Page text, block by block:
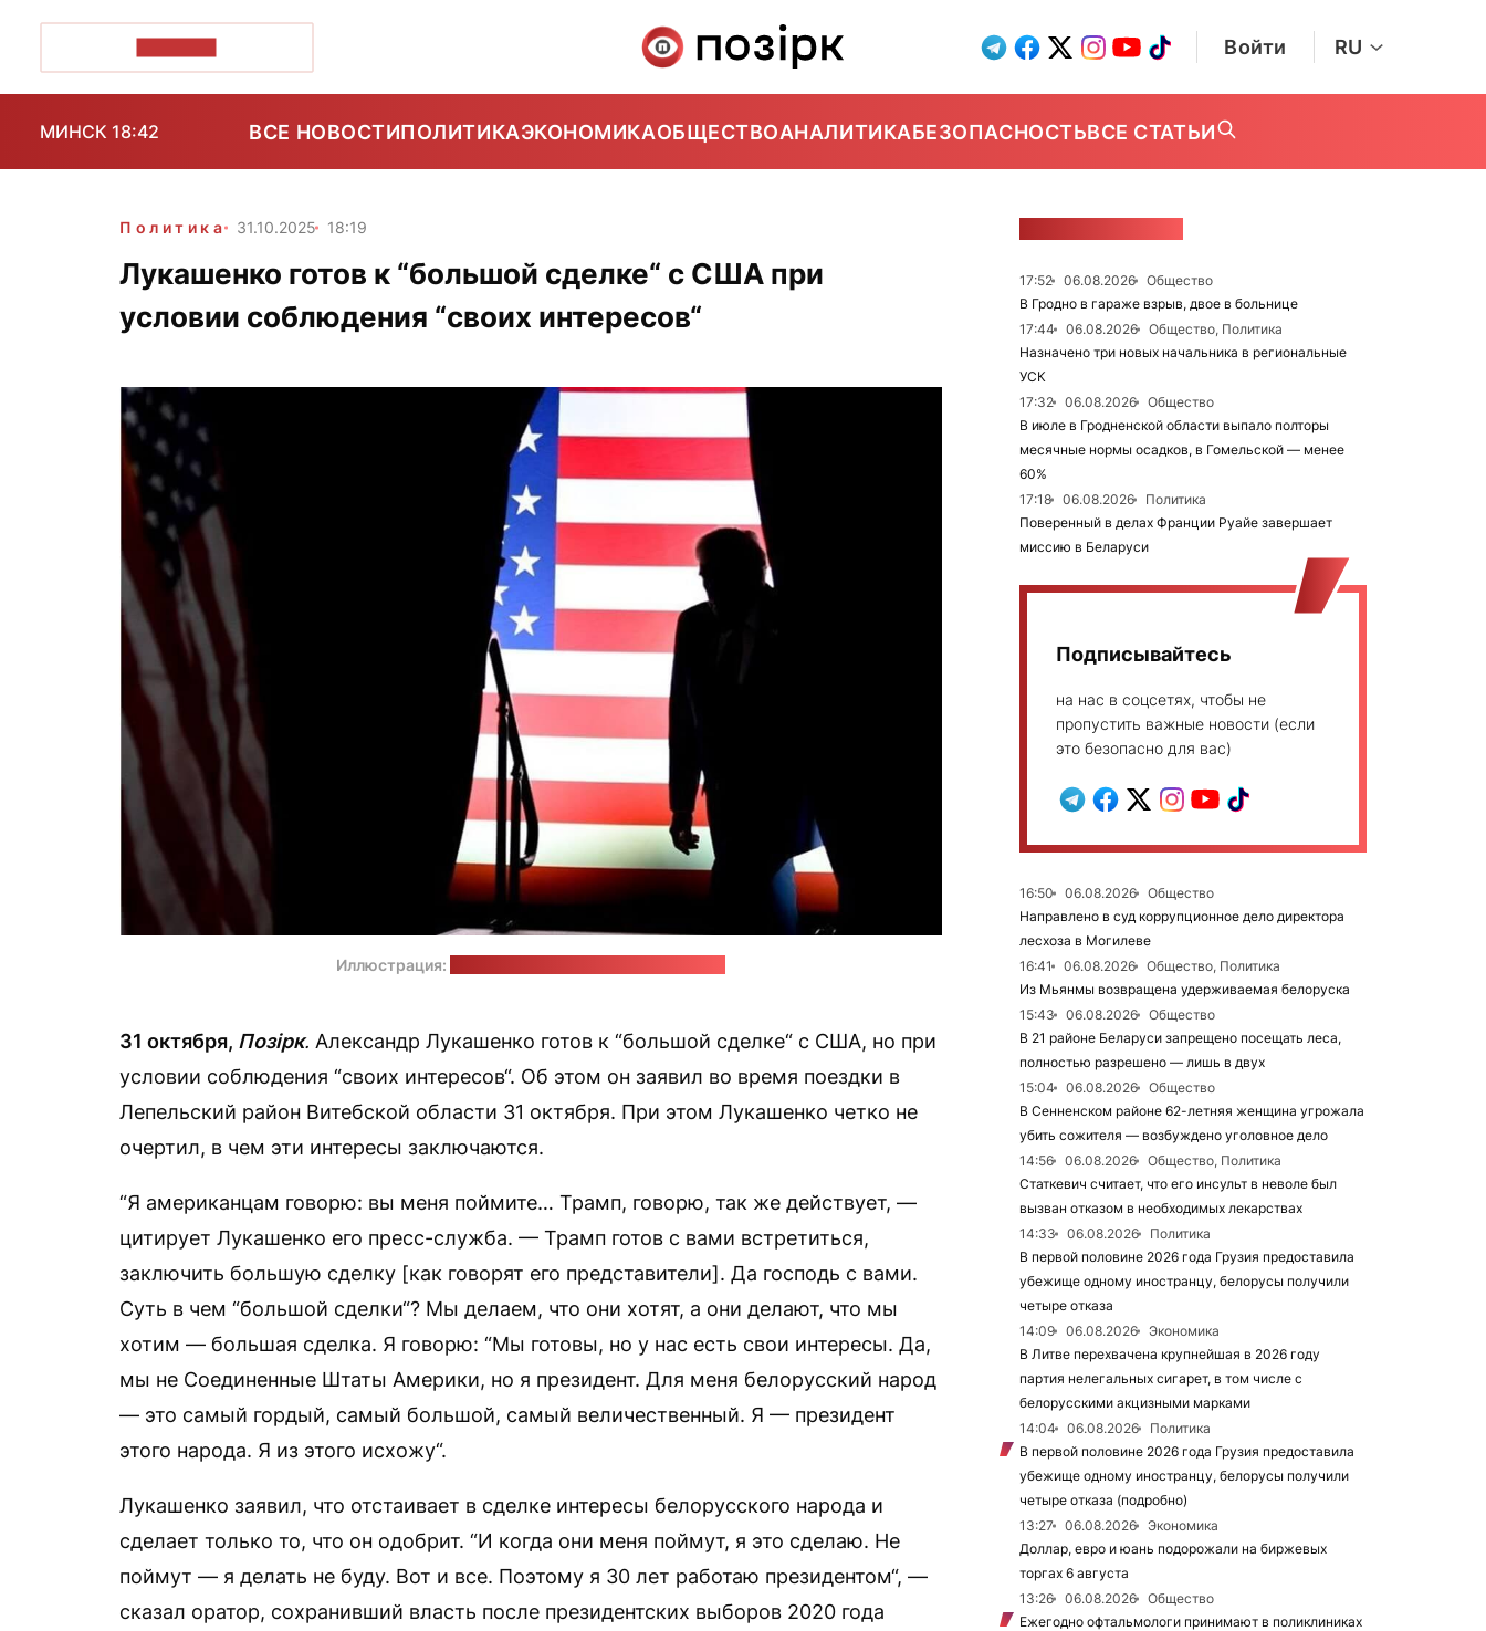
Войти RU
МИНСК 18:42 ВСЕ НОВОСТИПОЛИТИКАЭКОНОМИКАОБЩЕСТВОАНАЛИТИКАБЕЗОПАСНОСТЬВСЕ СТАТЬИ
Политика 31.10.2025 18:19
Лукашенко готов к “большой сделке“ с США при
условии соблюдения “своих интересов“
Иллюстрация:
31 октября, Позірк. Александр Лукашенко готов к “большой сделке“ с США, но при
условии соблюдения “своих интересов“. Об этом он заявил во время поездки в
Лепельский район Витебской области 31 октября. При этом Лукашенко четко не
очертил, в чем эти интересы заключаются.
“Я американцам говорю: вы меня поймите… Трамп, говорю, так же действует, —
цитирует Лукашенко его пресс-служба. — Трамп готов с вами встретиться,
заключить большую сделку [как говорят его представители]. Да господь с вами.
Суть в чем “большой сделки“? Мы делаем, что они хотят, а они делают, что мы
хотим — большая сделка. Я говорю: “Мы готовы, но у нас есть свои интересы. Да,
мы не Соединенные Штаты Америки, но я президент. Для меня белорусский народ
— это самый гордый, самый большой, самый величественный. Я — президент
этого народа. Я из этого исхожу“.
Лукашенко заявил, что отстаивает в сделке интересы белорусского народа и
сделает только то, что он одобрит. “И когда они меня поймут, я это сделаю. Не
поймут — я делать не буду. Вот и все. Поэтому я 30 лет работаю президентом“, —
сказал оратор, сохранивший власть после президентских выборов 2020 года
17:52 06.08.2026
Общество
В Гродно в гараже взрыв, двое в больнице
17:44
06.08.2026
Общество, Политика
Назначено три новых начальника в региональные
УСК
17:32
06.08.2026
Общество
В июле в Гродненской области выпало полторы
месячные нормы осадков, в Гомельской — менее
60%
17:18
06.08.2026
Политика
Поверенный в делах Франции Руайе завершает
миссию в Беларуси
Подписывайтесь
на нас в соцсетях, чтобы не
пропустить важные новости (если
это безопасно для вас)
16:50 06.08.2026
Общество
Направлено в суд коррупционное дело директора
лесхоза в Могилеве
16:41
06.08.2026
Общество, Политика
Из Мьянмы возвращена удерживаемая белоруска
15:43
06.08.2026
Общество
В 21 районе Беларуси запрещено посещать леса,
полностью разрешено — лишь в двух
15:04
06.08.2026
Общество
В Сенненском районе 62-летняя женщина угрожала
убить сожителя — возбуждено уголовное дело
14:56
06.08.2026
Общество, Политика
Статкевич считает, что его инсульт в неволе был
вызван отказом в необходимых лекарствах
14:33
06.08.2026
Политика
В первой половине 2026 года Грузия предоставила
убежище одному иностранцу, белорусы получили
четыре отказа
14:09
06.08.2026
Экономика
В Литве перехвачена крупнейшая в 2026 году
партия нелегальных сигарет, в том числе с
белорусскими акцизными марками
14:04
06.08.2026
Политика
В первой половине 2026 года Грузия предоставила
убежище одному иностранцу, белорусы получили
четыре отказа (подробно)
13:27
06.08.2026
Экономика
Доллар, евро и юань подорожали на биржевых
торгах 6 августа
13:26
06.08.2026
Общество
Ежегодно офтальмологи принимают в поликлиниках